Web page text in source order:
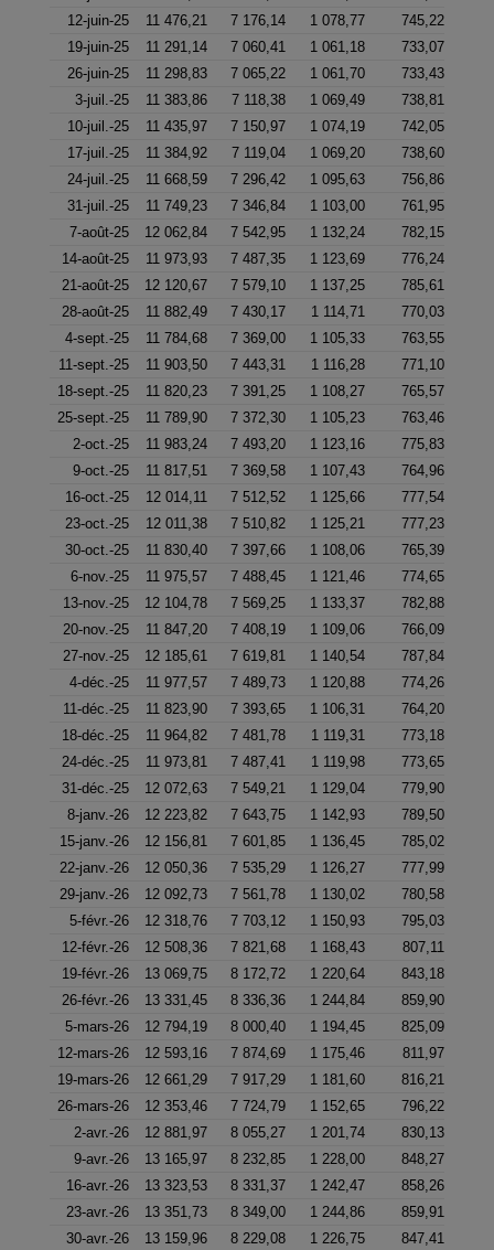
12-juin-25
11 476,21 7 176,14 1 078,77
745,22
19-juin-25
11 291,14 7 060,41 1 061,18
733,07
26-juin-25
11 298,83 7 065,22 1 061,70
733,43
3-juil.-25
11 383,86 7 118,38 1 069,49
738,81
10-juil.-25
11 435,97 7 150,97 1 074,19
742,05
17-juil.-25
11 384,92 7 119,04 1 069,20
738,60
24-juil.-25
11 668,59 7 296,42 1 095,63
756,86
31-juil.-25
11 749,23 7 346,84 1 103,00
761,95
7-août-25
12 062,84 7 542,95 1 132,24
782,15
14-août-25
11 973,93 7 487,35 1 123,69
776,24
21-août-25
12 120,67 7 579,10 1 137,25
785,61
28-août-25
11 882,49 7 430,17 1 114,71
770,03
4-sept.-25
11 784,68 7 369,00 1 105,33
763,55
11-sept.-25
11 903,50 7 443,31 1 116,28
771,10
18-sept.-25
11 820,23 7 391,25 1 108,27
765,57
25-sept.-25
11 789,90 7 372,30 1 105,23
763,46
2-oct.-25
11 983,24 7 493,20 1 123,16
775,83
9-oct.-25
11 817,51 7 369,58 1 107,43
764,96
16-oct.-25
12 014,11 7 512,52 1 125,66
777,54
23-oct.-25
12 011,38 7 510,82 1 125,21
777,23
30-oct.-25
11 830,40 7 397,66 1 108,06
765,39
6-nov.-25
11 975,57 7 488,45 1 121,46
774,65
13-nov.-25
12 104,78 7 569,25 1 133,37
782,88
20-nov.-25
11 847,20 7 408,19 1 109,06
766,09
27-nov.-25
12 185,61 7 619,81 1 140,54
787,84
4-déc.-25
11 977,57 7 489,73 1 120,88
774,26
11-déc.-25
11 823,90 7 393,65 1 106,31
764,20
18-déc.-25
11 964,82 7 481,78 1 119,31
773,18
24-déc.-25
11 973,81 7 487,41 1 119,98
773,65
31-déc.-25
12 072,63 7 549,21 1 129,04
779,90
8-janv.-26
12 223,82 7 643,75 1 142,93
789,50
15-janv.-26
12 156,81 7 601,85 1 136,45
785,02
22-janv.-26
12 050,36 7 535,29 1 126,27
777,99
29-janv.-26
12 092,73 7 561,78 1 130,02
780,58
5-févr.-26
12 318,76 7 703,12 1 150,93
795,03
12-févr.-26
12 508,36 7 821,68 1 168,43
807,11
19-févr.-26
13 069,75 8 172,72 1 220,64
843,18
26-févr.-26
13 331,45 8 336,36 1 244,84
859,90
5-mars-26
12 794,19 8 000,40 1 194,45
825,09
12-mars-26
12 593,16 7 874,69 1 175,46
811,97
19-mars-26
12 661,29 7 917,29 1 181,60
816,21
26-mars-26
12 353,46 7 724,79 1 152,65
796,22
2-avr.-26
12 881,97 8 055,27 1 201,74
830,13
9-avr.-26
13 165,97 8 232,85 1 228,00
848,27
16-avr.-26
13 323,53 8 331,37 1 242,47
858,26
23-avr.-26
13 351,73 8 349,00 1 244,86
859,91
30-avr.-26
13 159,96 8 229,08 1 226,75
847,41